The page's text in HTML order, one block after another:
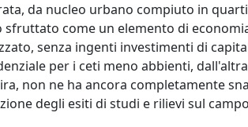
da nucleo urbano compiuto in
come un elemento di
senza ingenti investimenti di
per i ceti meno abbienti,
non ne ha ancora completamente
degli esiti di studi e rilievi sul